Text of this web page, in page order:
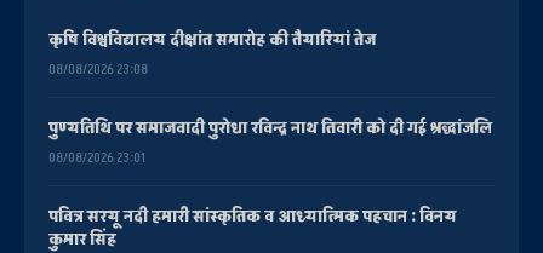
कृषि विश्वविद्यालय दीक्षांत समारोह की तैयारियां तेज
08/08/2026 23:08
पुण्यतिथि पर समाजवादी पुरोधा रविन्द्र नाथ तिवारी को दी गई श्रद्धांजलि
08/08/2026 23:01
पवित्र सरयू नदी हमारी सांस्कृतिक व आध्यात्मिक पहचान : विनय
कुमार सिंह